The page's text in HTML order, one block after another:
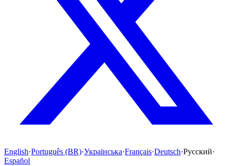
English·Português (BR)·Українська·Français·Deutsch·Русский·
Español